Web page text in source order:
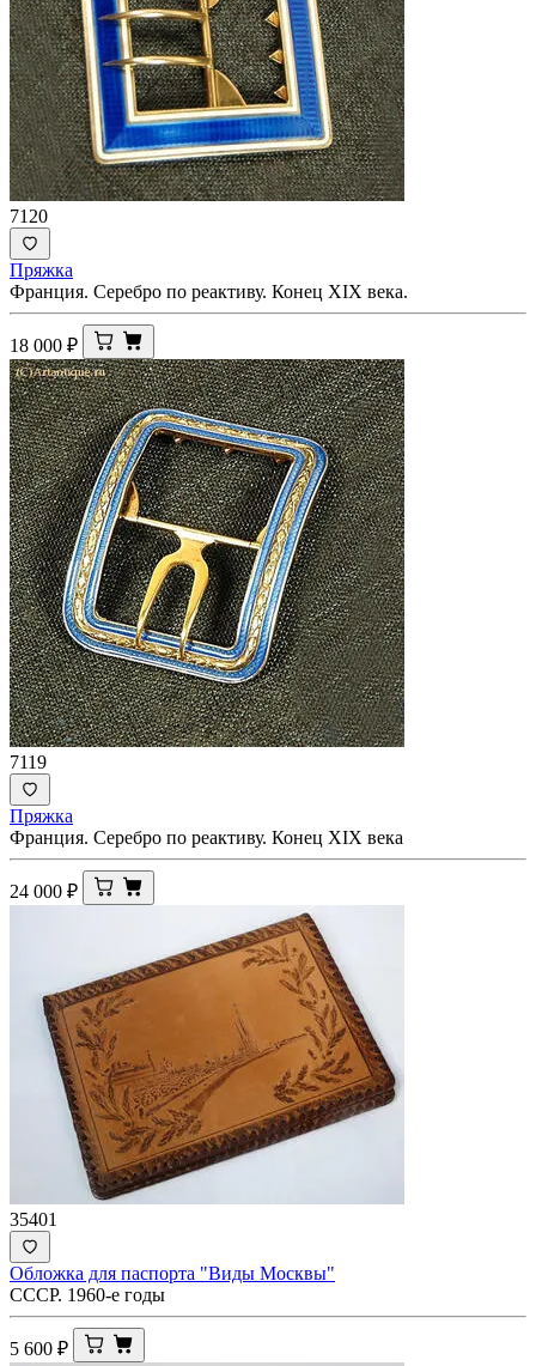
7120
Пряжка
Франция. Серебро по реактиву. Конец XIX века.
18 000 ₽
7119
Пряжка
Франция. Серебро по реактиву. Конец XIX века
24 000 ₽
35401
Обложка для паспорта "Виды Москвы"
СССР. 1960-е годы
5 600 ₽